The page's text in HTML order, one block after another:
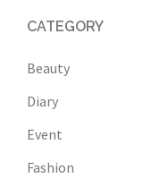
CATEGORY
Beauty
Diary
Event
Fashion